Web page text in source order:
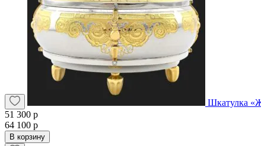
Шкатулка
51 300 р
64 100 р
В корзину